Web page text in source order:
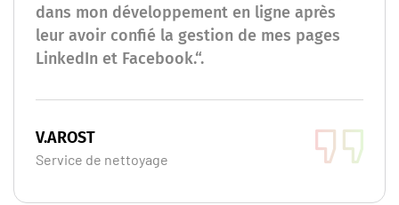
dans mon développement en ligne après
leur avoir confié la gestion de mes pages
LinkedIn et Facebook.“.
V.AROST
Service de nettoyage